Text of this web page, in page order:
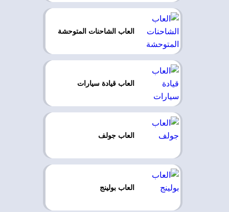
العاب الشاحنات المتوحشة
العاب قيادة سيارات
العاب جولف
العاب بولينج